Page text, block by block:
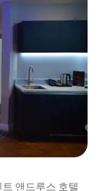
앤드루스 호텔